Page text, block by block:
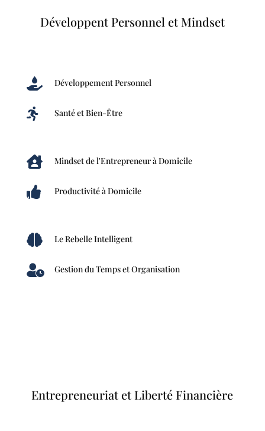
Développent Personnel et Mindset
 Développement Personnel
 Santé et Bien-Être
 Mindset de l'Entrepreneur à Domicile
 Productivité à Domicile
 Le Rebelle Intelligent
 Gestion du Temps et Organisation
Entrepreneuriat et Liberté Financière